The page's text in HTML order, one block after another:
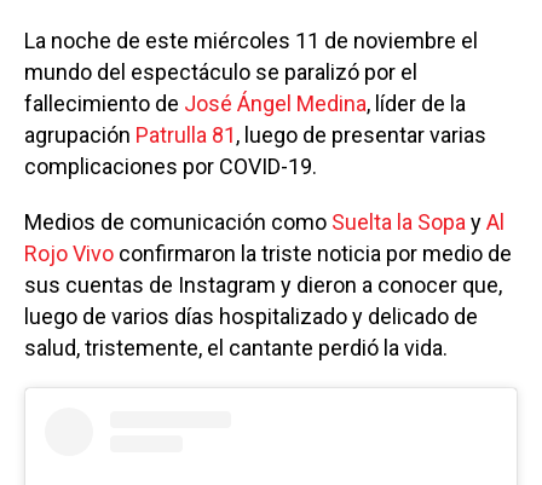
La noche de este miércoles 11 de noviembre el
mundo del espectáculo se paralizó por el
fallecimiento de José Ángel Medina, líder de la
agrupación Patrulla 81, luego de presentar varias
complicaciones por COVID-19.
Medios de comunicación como Suelta la Sopa yAl
Rojo Vivo confirmaron la triste noticia por medio de
sus cuentas de Instagram y dieron a conocer que,
luego de varios días hospitalizado y delicado de
salud, tristemente, el cantante perdió la vida.